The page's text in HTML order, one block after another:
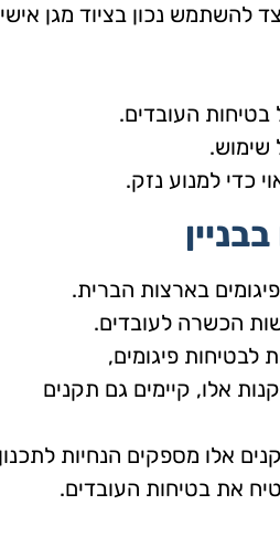
להשתמש נכון בציוד מגן אישי
בטיחות העובדים.
שימוש.
כדי למנוע נזק.
הכשרה לעובדים.
אלו, קיימים גם תקנים
את בטיחות העובדים.